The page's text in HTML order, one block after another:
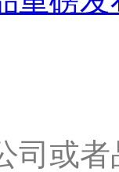
司或